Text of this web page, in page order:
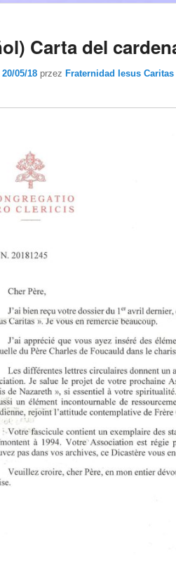
Carta del
20/05/18 przez Fraternidad Iesus Caritas